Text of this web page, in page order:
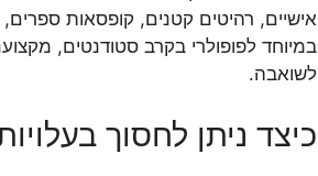
אישיים, רהיטים קטנים, קופסאות
במיוחד לפופולרי בקרב סטודנטים,
לשואבה.
כיצד ניתן לחסוך